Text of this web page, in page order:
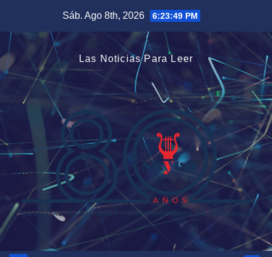
contenido
Sáb. Ago 8th, 2026 6:23:49 PM
Las Noticias Para Leer